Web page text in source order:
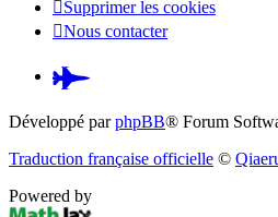
Supprimer les cookies
Nous contacter
Pardus.at
(S’ouvre
Développé parphpBB® Forum
Traduction française officielle ©
Powered by